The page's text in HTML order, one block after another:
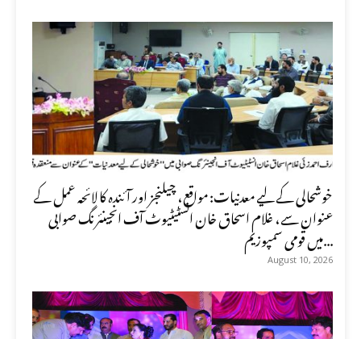
خوشحالی کے لیے معدنیات: مواقع، چیلنجز اور آئندہ کا لائحہ عمل کے
عنوان سے، غلام اسحاق خان انسٹیٹیوٹ آف انجینئرنگ صوابی
میں قومی سمپوزیم...
August 10, 2026